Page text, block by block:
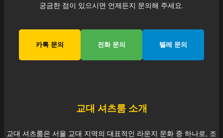
궁금한 점이 있으시면 언제든지 문의해 주세요.
카톡 문의 전화 문의 텔레 문의
교대 셔츠룸 소개
교대 셔츠룸은 서울 교대 지역의 대표적인 라운지 문화 중 하나로, 조